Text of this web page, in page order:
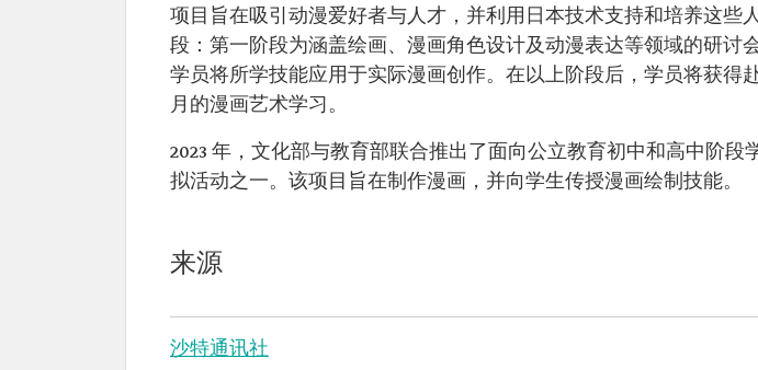
项目旨在吸引动漫爱好者与人才，并利用日本技术支持和培养这
段：第一阶段为涵盖绘画、漫画角色设计及动漫表达等领域的研
学员将所学技能应用于实际漫画创作。在以上阶段后，学员将获
月的漫画艺术学习。
2023 年，文化部与教育部联合推出了面向公立教育初中和高中阶
拟活动之一。该项目旨在制作漫画，并向学生传授漫画绘制技能。
来源
沙特通讯社